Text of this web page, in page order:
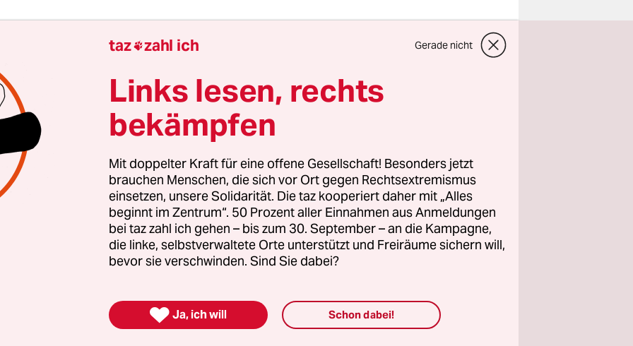
Vosgerau beginnt seinen Vortrag mit den Worten „Ich –
– dabei!“ Dazwischen macht er bedeutungsvolle
und grinst. Ein zustimmendes Raunen geht
annähernd 500 Zu­hö­re­r:in­nen sind in den mild
Festsaal des Hamburger Rathauses gekommen.
hatte die AfD-Bürgerschaftsfraktion, deren Fraktionschef
nach Bekanntwerden des Potsdamer „Remigrations“-
Hamburger Morgenpostgesagt hatte: „An einer
teilzunehmen, an der ein Martin Sellner teilnimmt, das
und Verstand.“
taz zahl ich Gerade nicht
Links lesen, rechts
bekämpfen
Mit doppelter Kraft für eine offene Gesellschaft! Besonders jetzt
brauchen Menschen, die sich vor Ort gegen Rechtsextremismus
einsetzen, unsere Solidarität. Die taz kooperiert daher mit „Alles
beginnt im Zentrum“. 50 Prozent aller Einnahmen aus Anmeldungen
bei taz zahl ich gehen – bis zum 30. September – an die Kampagne,
die linke, selbstverwaltete Orte unterstützt und Freiräume sichern will,
bevor sie verschwinden. Sind Sie dabei?
 Ja, ich will Schon dabei!